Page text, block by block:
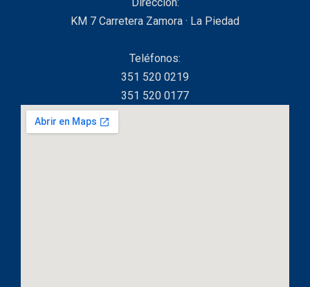
KM 7 Carretera Zamora · La Piedad
Teléfonos:
351 520 0219
351 520 0177